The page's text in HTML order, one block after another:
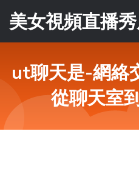
美女視頻直播
ut聊天是-網絡
從聊天室